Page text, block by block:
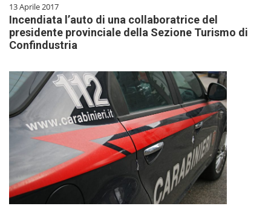
13 Aprile 2017
Incendiata l’auto di una collaboratrice del
presidente provinciale della Sezione Turismo di
Confindustria